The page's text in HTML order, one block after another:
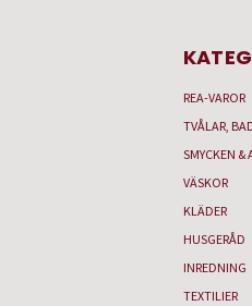
REA-VAROR
TVÅLAR,
SMYCKEN &
VÄSKOR
KLÄDER
HUSGERÅD
INREDNING
TEXTILIER